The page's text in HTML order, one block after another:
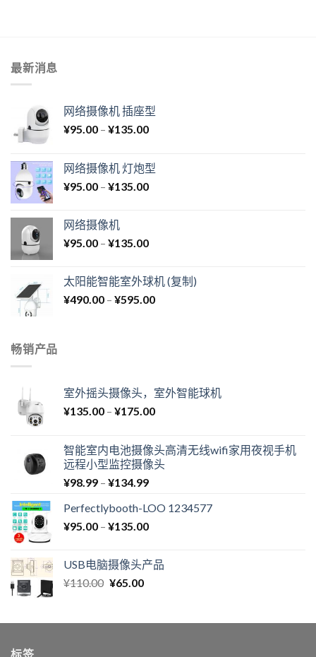
最新消息
网络摄像机 插座型
¥95.00 – ¥135.00
网络摄像机 灯炮型
¥95.00 – ¥135.00
网络摄像机
¥95.00 – ¥135.00
太阳能智能室外球机 (复制)
¥490.00 – ¥595.00
畅销产品
室外摇头摄像头，室外智能球机
¥135.00 – ¥175.00
智能室内电池摄像头高清无线wifi家用夜视手机
远程小型监控摄像头
¥98.99 – ¥134.99
Perfectlybooth-LOO 1234577
¥95.00 – ¥135.00
USB电脑摄像头产品
¥110.00 ¥65.00
标签